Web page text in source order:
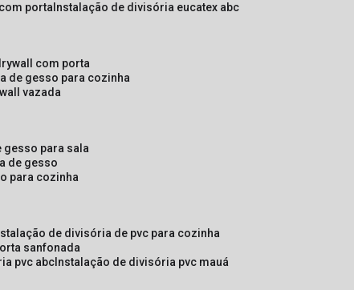
porta instalação de divisória eucatex abc
com porta
de gesso para cozinha
vazada
gesso para sala
de gesso
para cozinha
de divisória de pvc para cozinha
sanfonada
pvc abc instalação de divisória pvc mauá